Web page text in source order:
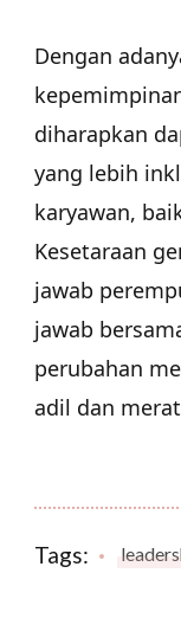
Dengan
diharapkan
yang lebih
karyawan,
Kesetaraan
jawab
jawab
perubahan
adil dan
Tags: